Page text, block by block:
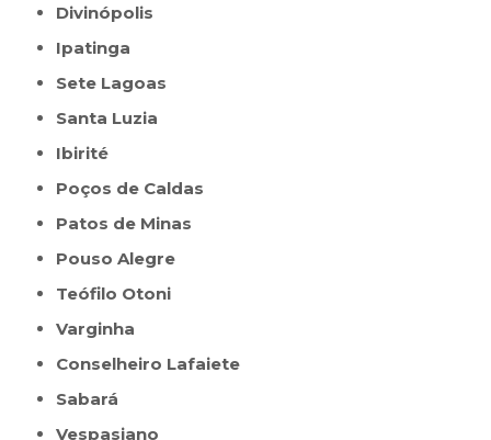
Divinópolis
Ipatinga
Sete Lagoas
Santa Luzia
Ibirité
Poços de Caldas
Patos de Minas
Pouso Alegre
Teófilo Otoni
Varginha
Conselheiro Lafaiete
Sabará
Vespasiano